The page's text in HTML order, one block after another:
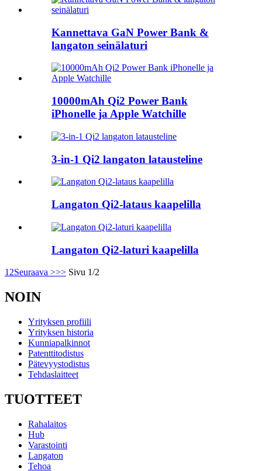
Kannettava GaN Power Bank &
langaton seinälaturi
10000mAh Qi2 Power Bank
iPhonelle ja Apple Watchille
3-in-1 Qi2 langaton latausteline
Langaton Qi2-lataus kaapelilla
Langaton Qi2-laturi kaapelilla
1 2Seuraava >>> Sivu 1/2
NOIN
Yrityksen profiili
Yrityksen historia
Kunniapalkinnot
Patenttitodistus
Pätevyystodistus
Tehdaslaitteet
TUOTTEET
Rahalaitos
Hub
Varastointi
Langaton
Tehoa